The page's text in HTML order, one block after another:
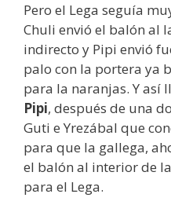
Pero el Lega seguía
Chuli envió el balón al
indirecto y Pipi envió
palo con la portera ya
para la naranjas. Y así
Pipi, después de una
Guti e Yrezábal que
para que la gallega,
el balón al interior de
para el Lega.